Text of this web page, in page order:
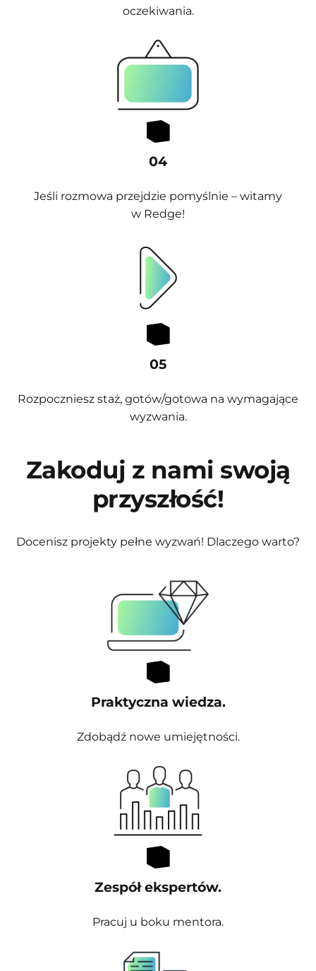
oczekiwania.
04
Jeśli rozmowa przejdzie pomyślnie – witamy
w Redge!
05
Rozpoczniesz staż, gotów/gotowa na wymagające
wyzwania.
Zakoduj z nami swoją
przyszłość!
Docenisz projekty pełne wyzwań! Dlaczego warto?
Praktyczna wiedza.
Zdobądź nowe umiejętności.
Zespół ekspertów.
Pracuj u boku mentora.